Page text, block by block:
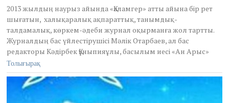
2013 жылдың наурыз айында «Қаламгер» атты айына бір рет
шығатын, халықаралық ақпараттық, танымдық-
талдамалық, көркем-әдеби журнал оқырманға жол тартты.
Журналдың бас үйлестірушісі Мәлік Отарбаев, ал бас
редакторы Кәдірбек Құныпияұлы, басылым иесі «Ан Арыс»
Толығырақ